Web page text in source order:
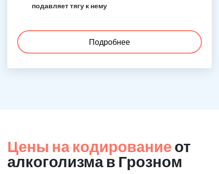
подавляет тягу к нему
Подробнее
Цены на кодирование от
алкоголизма в Грозном